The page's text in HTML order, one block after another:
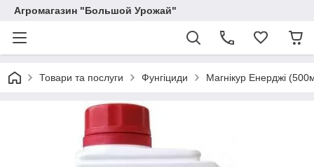
Агромагазин "Большой Урожай"
Товари та послуги Фунгіциди Магнікур Енерджі